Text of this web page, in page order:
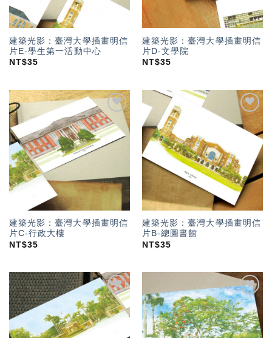
建築光影：臺灣大學插畫明信
片E-學生第一活動中心
NT$35
建築光影：臺灣大學插畫明信
片D-文學院
NT$35
加入
「願
望輕
單」
建築光影：臺灣大學插畫明信
片C-行政大樓
NT$35
加入
「願
望輕
建築光影：臺灣大學插畫明信
片B-總圖書館
NT$35
加入
「願
望輕
加入
「願
望輕
單」